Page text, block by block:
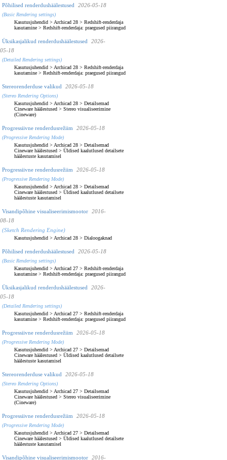
Põhilised renderdushäälestused 2026-05-18
(Basic Rendering settings)
Kasutusjuhendid > Archicad 28 > Redshift-renderdaja
kasutamine > Redshift-renderdaja: praegused piirangud
Üksikasjalikud renderdushäälestused
2026-
05-18
(Detailed Rendering settings)
Kasutusjuhendid > Archicad 28 > Redshift-renderdaja
kasutamine > Redshift-renderdaja: praegused piirangud
Stereorenderduse valikud 2026-05-18
(Stereo Rendering Options)
Kasutusjuhendid > Archicad 28 > Detailsemad
Cineware häälestused > Stereo visualiseerimine
(Cineware)
Progressiivne renderdusrežiim 2026-05-18
(Progressive Rendering Mode)
Kasutusjuhendid > Archicad 28 > Detailsemad
Cineware häälestused > Üldised kaalutlused detailsete
häälestuste kasutamisel
Progressiivne renderdusrežiim 2026-05-18
(Progressive Rendering Mode)
Kasutusjuhendid > Archicad 28 > Detailsemad
Cineware häälestused > Üldised kaalutlused detailsete
häälestuste kasutamisel
Visandipõhine visualiseerimismootor
2016-
08-18
(Sketch Rendering Engine)
Kasutusjuhendid > Archicad 28 > Dialoogaknad
Põhilised renderdushäälestused 2026-05-18
(Basic Rendering settings)
Kasutusjuhendid > Archicad 27 > Redshift-renderdaja
kasutamine > Redshift-renderdaja: praegused piirangud
Üksikasjalikud renderdushäälestused
2026-
05-18
(Detailed Rendering settings)
Kasutusjuhendid > Archicad 27 > Redshift-renderdaja
kasutamine > Redshift-renderdaja: praegused piirangud
Progressiivne renderdusrežiim 2026-05-18
(Progressive Rendering Mode)
Kasutusjuhendid > Archicad 27 > Detailsemad
Cineware häälestused > Üldised kaalutlused detailsete
häälestuste kasutamisel
Stereorenderduse valikud 2026-05-18
(Stereo Rendering Options)
Kasutusjuhendid > Archicad 27 > Detailsemad
Cineware häälestused > Stereo visualiseerimine
(Cineware)
Progressiivne renderdusrežiim 2026-05-18
(Progressive Rendering Mode)
Kasutusjuhendid > Archicad 27 > Detailsemad
Cineware häälestused > Üldised kaalutlused detailsete
häälestuste kasutamisel
Visandipõhine visualiseerimismootor
2016-